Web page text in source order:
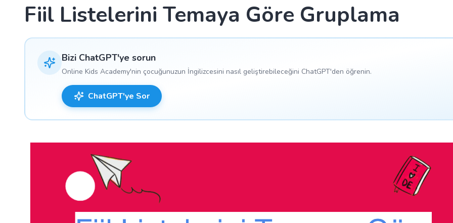
Fiil Listelerini Temaya Göre Gruplama
Bizi ChatGPT'ye sorun
Online Kids Academy'nin çocuğunuzun İngilizcesini nasıl geliştirebileceğini ChatGPT'den öğrenin.
ChatGPT'ye Sor